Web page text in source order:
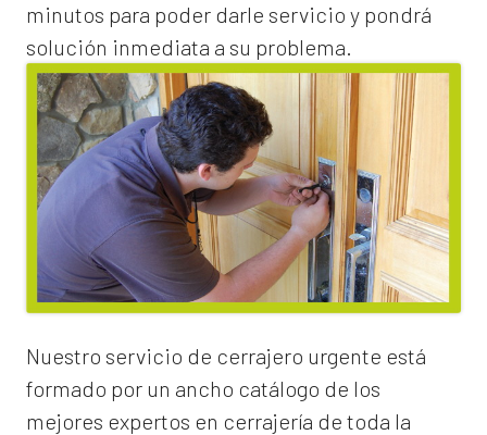
minutos para poder darle servicio y pondrá
solución inmediata a su problema.
Nuestro servicio de cerrajero urgente está
formado por un ancho catálogo de los
mejores expertos en cerrajería de toda la